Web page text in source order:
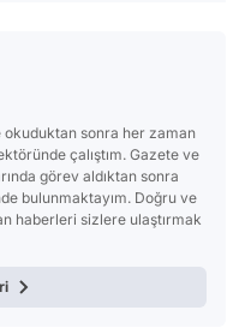
okuduktan sonra her zaman
çalıştım. Gazete ve
görev aldıktan sonra
bulunmaktayım. Doğru ve
haberleri sizlere ulaştırmak